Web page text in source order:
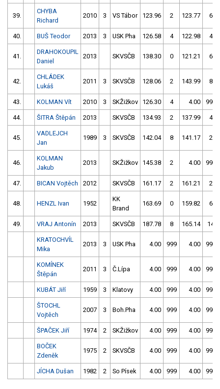
39.
CHYBA
Richard
2010 3 VS Tábor 123.96 2 123.77 6
40. BUŠ Teodor 2013 3 USK Pha 126.58 4 122.98 4
41.
DRAHOKOUPIL
Daniel
2013 SKVSČB 138.30 0 121.21 6
42.
CHLÁDEK
Lukáš
2011 3 SKVSČB 128.06 2 143.99 8
43. KOLMAN Vít 2010 3 SKŽižkov 126.30 4 4.00 999
44. ŠITRA Štěpán 2013 SKVSČB 134.93 2 137.99 4
45.
VADLEJCH
Jan
1989 3 SKVSČB 142.04 8 141.17 2
46.
KOLMAN
Jakub
2013 SKŽižkov 145.38 2 4.00 999
47. BICAN Vojtěch 2012 SKVSČB 161.17 2 161.21 2
48. HENZL Ivan 1952
KK
Brand
163.69 0 159.82 6
49. VRAJ Antonín 2013 SKVSČB 187.78 8 165.14 14
KRATOCHVÍL
Mika
2013 3 USK Pha 4.00 999 4.00 999
KOMÍNEK
Štěpán
2011 3 Č.Lípa 4.00 999 4.00 999
KUBÁT Jiří 1959 3 Klatovy 4.00 999 4.00 999
ŠTOCHL
Vojtěch
2007 3 Boh.Pha 4.00 999 4.00 999
ŠPAČEK Jiří 1974 2 SKŽižkov 4.00 999 4.00 999
BOČEK
Zdeněk
1975 2 SKVSČB 4.00 999 4.00 999
JÍCHA Dušan 1982 2 So Písek 4.00 999 4.00 999